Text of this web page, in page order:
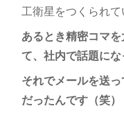
工衛星をつくられて
あるとき精密コマ
て、社内で話題にな
それでメールを送
だったんです（笑）